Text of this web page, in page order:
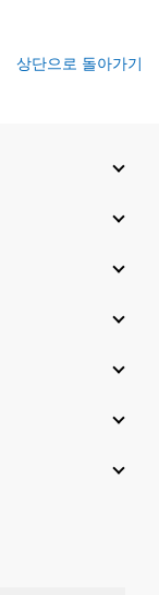
상단으로 돌아가기